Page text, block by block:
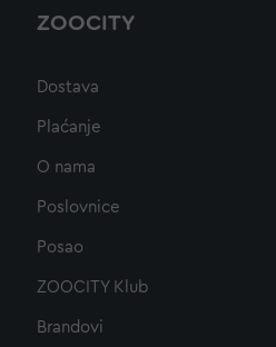
ZOOCITY
Dostava
Plaćanje
O nama
Poslovnice
Posao
ZOOCITY Klub
Brandovi